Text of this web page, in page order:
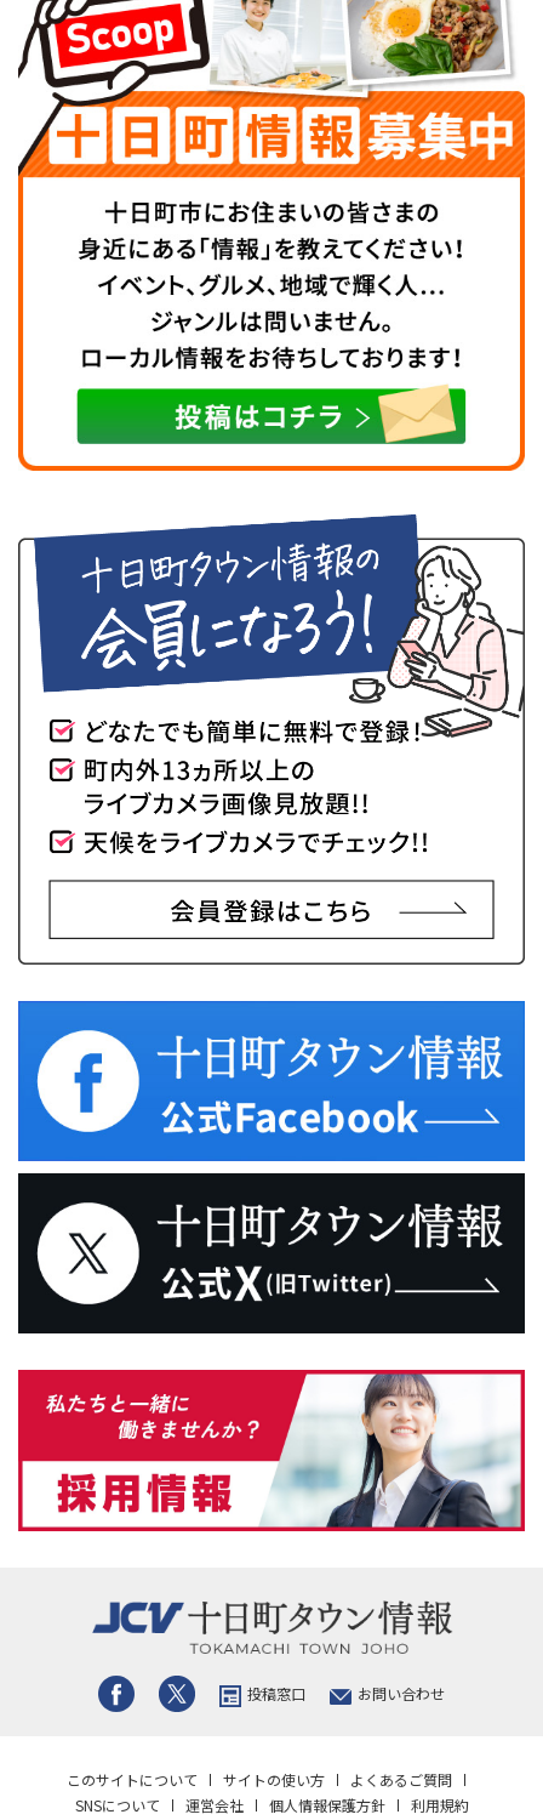
投稿窓口 お問い合わせ
このサイトについて サイトの使い方
よくあるご質問
SNSについて
運営会社 個人情報保護方針 利用規約